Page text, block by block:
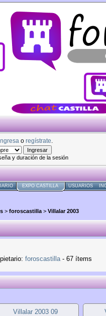
o regístrate
y duración de la sesión
EXPO CASTILLA USUARIOS
> foroscastilla > Villalar 2003
foroscastilla - 67 ítems
Villalar 2003 09